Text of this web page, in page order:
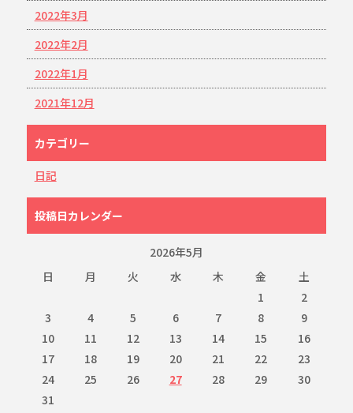
2022年3月
2022年2月
2022年1月
2021年12月
カテゴリー
日記
投稿日カレンダー
2026年5月
日
月 火 水 木 金 土
1
2
3
4 5 6 7 8
9
10
11 12 13 14 15
16
17
18 19 20 21 22
23
24
25 26 27 28 29
30
31